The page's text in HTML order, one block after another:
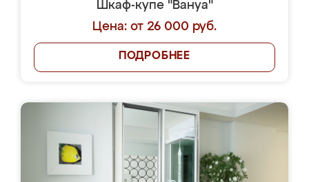
Шкаф-купе "Вануа"
Цена: от 26 000 руб.
ПОДРОБНЕЕ